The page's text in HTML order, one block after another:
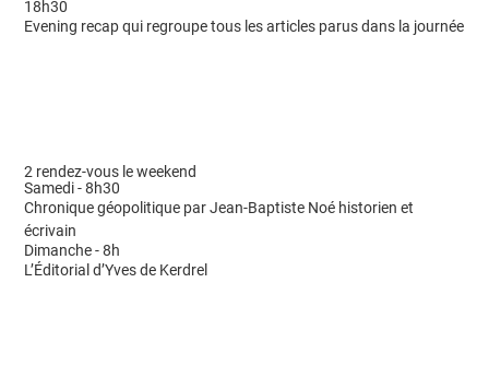
18h30
Evening recap qui regroupe tous les articles parus dans la journée
2 rendez-vous le weekend
Samedi - 8h30
Chronique géopolitique par Jean-Baptiste Noé historien et
écrivain
Dimanche - 8h
L’Éditorial d’Yves de Kerdrel